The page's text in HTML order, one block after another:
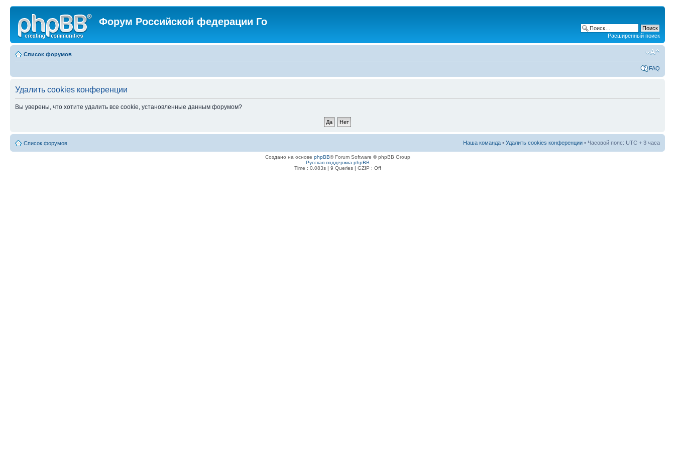
Форум Российской федерации Го
Расширенный поиск
Список форумов
FAQ
Удалить cookies конференции
Вы уверены, что хотите удалить все cookie, установленные данным форумом?
Список форумов Наша команда • Удалить cookies конференции • Часовой пояс: UTC + 3 часа
Создано на основе phpBB® Forum Software © phpBB Group
Русская поддержка phpBB
Time : 0.083s | 9 Queries | GZIP : Off